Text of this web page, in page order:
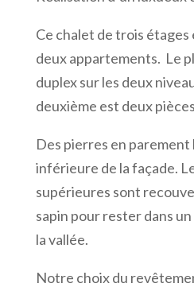
Ce chalet de trois étages
deux appartements. Le
duplex sur les deux
deuxième est deux
Des pierres en
inférieure de la façade.
supérieures sont
sapin pour rester dans
la vallée.
Notre choix du